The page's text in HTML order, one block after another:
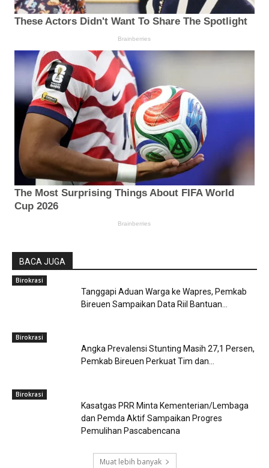
BACA JUGA
Birokrasi
Tanggapi Aduan Warga ke Wapres, Pemkab
Bireuen Sampaikan Data Riil Bantuan...
Birokrasi
Angka Prevalensi Stunting Masih 27,1 Persen,
Pemkab Bireuen Perkuat Tim dan...
Birokrasi
Kasatgas PRR Minta Kementerian/Lembaga
dan Pemda Aktif Sampaikan Progres
Pemulihan Pascabencana
Muat lebih banyak